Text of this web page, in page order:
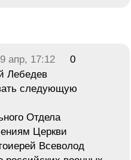
9 апр, 17:12
0
Лебедев
следующую
Отдела
Церкви
Всеволод